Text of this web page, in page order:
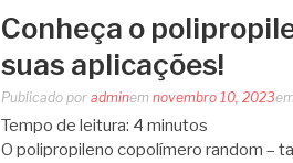
Conheça o
suas aplicações!
Publicado por adminem novembro 10, 2023em
Tempo de leitura: 4 minutos
O polipropileno copolímero random –